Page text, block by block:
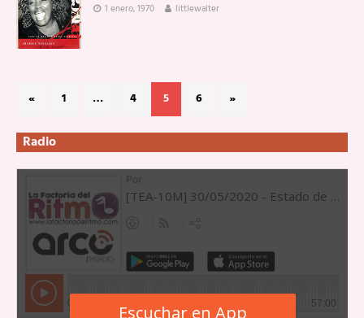
1 enero, 1970 littlewalter
« 1 … 4 5 6 »
Radio